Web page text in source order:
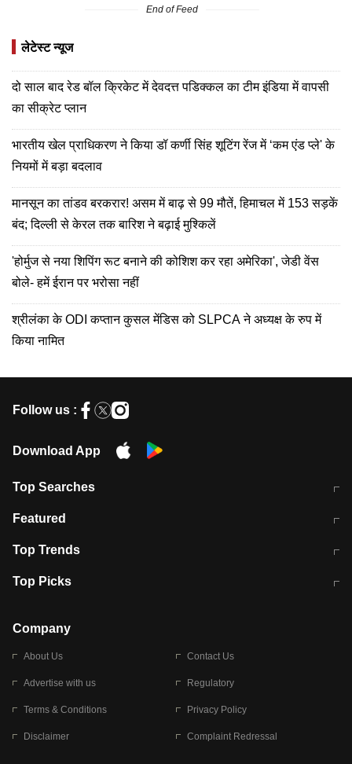
End of Feed
लेटेस्ट न्यूज
दो साल बाद रेड बॉल क्रिकेट में देवदत्त पडिक्कल का टीम इंडिया में वापसी
का सीक्रेट प्लान
भारतीय खेल प्राधिकरण ने किया डॉ कर्णी सिंह शूटिंग रेंज में ‘कम एंड प्ले' के
नियमों में बड़ा बदलाव
मानसून का तांडव बरकरार! असम में बाढ़ से 99 मौतें, हिमाचल में 153 सड़कें
बंद; दिल्ली से केरल तक बारिश ने बढ़ाई मुश्किलें
'होर्मुज से नया शिपिंग रूट बनाने की कोशिश कर रहा अमेरिका', जेडी वेंस
बोले- हमें ईरान पर भरोसा नहीं
श्रीलंका के ODI कप्तान कुसल मेंडिस को SLPCA ने अध्यक्ष के रुप में
किया नामित
Follow us :
Download App
Top Searches
मुंबई में लगे 'जेन जी' के पोस्टर, लिखा- 'मैं
Featured
10 अगस्त को विधानसभा का घेराव करेंगे
Top Trends
RBI का नया नियम: अब बैंकों को अपनी सभी
Top Picks
बारिश की चेतावनी
Company
About Us Contact Us
Advertise with us Regulatory
Terms & Conditions Privacy Policy
Disclaimer Complaint Redressal